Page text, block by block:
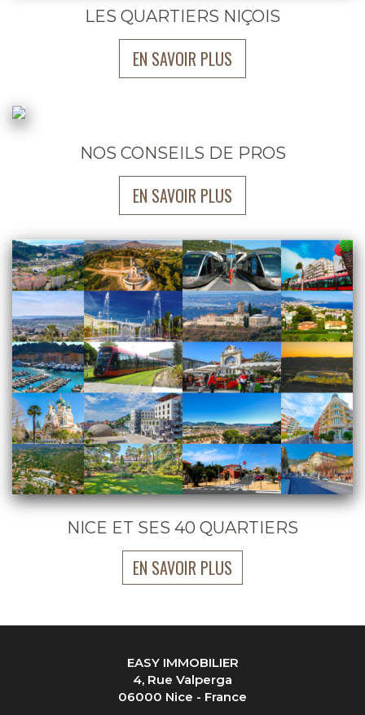
LES QUARTIERS NIÇOIS
EN SAVOIR PLUS
NOS CONSEILS DE PROS
EN SAVOIR PLUS
NICE ET SES 40 QUARTIERS
EN SAVOIR PLUS
EASY IMMOBILIER
4, Rue Valperga
06000 Nice - France